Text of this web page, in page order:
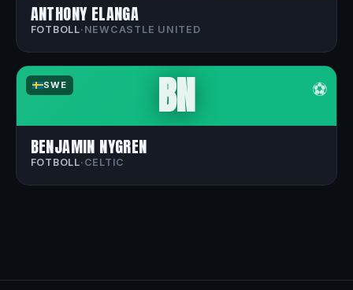
ANTHONY ELANGA
FOTBOLL· NEWCASTLE UNITED
SWE ⚽
BN
BENJAMIN NYGREN
FOTBOLL· CELTIC